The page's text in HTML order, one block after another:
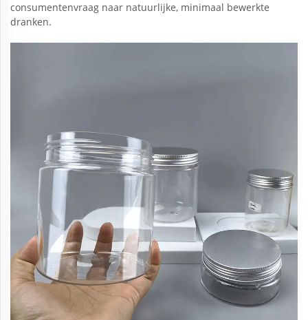
consumentenvraag naar natuurlijke, minimaal bewerkte
dranken.